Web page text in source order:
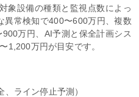
象設備の種類と監視点数によっ
異常検知で400〜600万円、複数
900万円、AI予測と保全計画シス
1,200万円が目安です。
ライン停止予測）